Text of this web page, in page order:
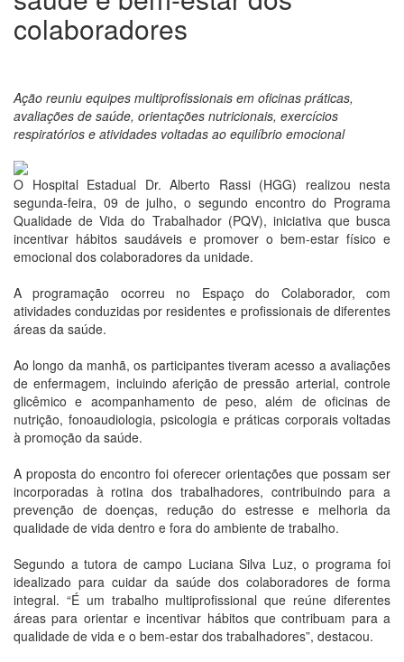
colaboradores
Ação reuniu equipes multiprofissionais em oficinas práticas,
avaliações de saúde, orientações nutricionais, exercícios
respiratórios e atividades voltadas ao equilíbrio emocional
O Hospital Estadual Dr. Alberto Rassi (HGG) realizou nesta
segunda-feira, 09 de julho, o segundo encontro do Programa
Qualidade de Vida do Trabalhador (PQV), iniciativa que busca
incentivar hábitos saudáveis e promover o bem-estar físico e
emocional dos colaboradores da unidade.
A programação ocorreu no Espaço do Colaborador, com
atividades conduzidas por residentes e profissionais de diferentes
áreas da saúde.
Ao longo da manhã, os participantes tiveram acesso a avaliações
de enfermagem, incluindo aferição de pressão arterial, controle
glicêmico e acompanhamento de peso, além de oficinas de
nutrição, fonoaudiologia, psicologia e práticas corporais voltadas
à promoção da saúde.
A proposta do encontro foi oferecer orientações que possam ser
incorporadas à rotina dos trabalhadores, contribuindo para a
prevenção de doenças, redução do estresse e melhoria da
qualidade de vida dentro e fora do ambiente de trabalho.
Segundo a tutora de campo Luciana Silva Luz, o programa foi
idealizado para cuidar da saúde dos colaboradores de forma
integral. “É um trabalho multiprofissional que reúne diferentes
áreas para orientar e incentivar hábitos que contribuam para a
qualidade de vida e o bem-estar dos trabalhadores”, destacou.